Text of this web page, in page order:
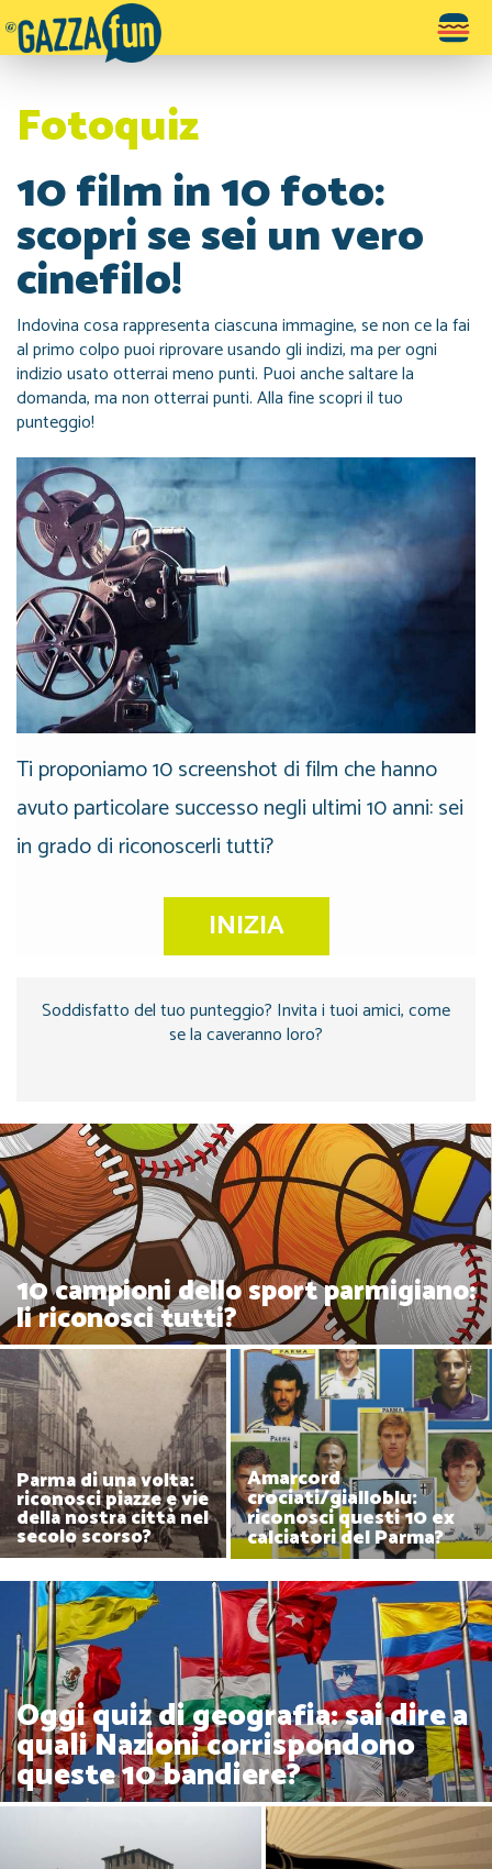
Toggle
Fotoquiz
10 film in 10 foto:
scopri se sei un vero
cinefilo!
Indovina cosa rappresenta ciascuna immagine, se non ce la fai
al primo colpo puoi riprovare usando gli indizi, ma per ogni
indizio usato otterrai meno punti. Puoi anche saltare la
domanda, ma non otterrai punti. Alla fine scopri il tuo
punteggio!
Ti proponiamo 10 screenshot di film che hanno
avuto particolare successo negli ultimi 10 anni: sei
in grado di riconoscerli tutti?
INIZIA
Soddisfatto del tuo punteggio? Invita i tuoi amici, come
se la caveranno loro?
10 campioni dello sport parmigiano:
li riconosci tutti?
Parma di una volta:
riconosci piazze e vie
della nostra città nel
secolo scorso?
Amarcord
crociati/gialloblu:
riconosci questi 10 ex
calciatori del Parma?
Oggi quiz di geografia: sai dire a
quali Nazioni corrispondono
queste 10 bandiere?